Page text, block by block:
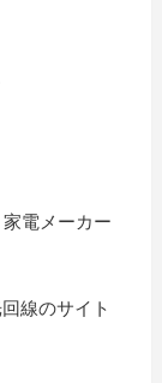
電メーカー
線のサイト